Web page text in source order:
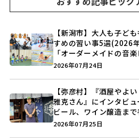
【新潟市】大人も子ど
すめの習い事5選(2026
「オーダーメイドの音
キックボクシング」で新
2026年07月24日
【弥彦村】『酒屋やよ
雅克さん』にインタビ
ビール、ワイン醸造ま
史”に迫る♪
2026年07月25日